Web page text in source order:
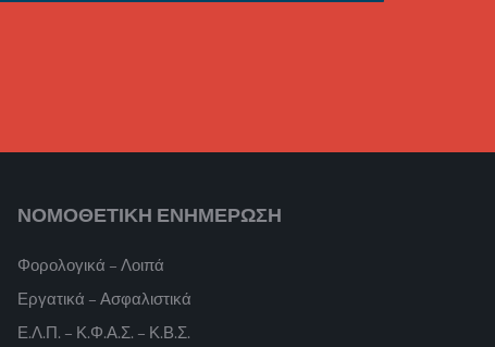
ΝΟΜΟΘΕΤΙΚΗ ΕΝΗΜΕΡΩΣΗ
Φορολογικά – Λοιπά
Εργατικά – Ασφαλιστικά
Ε.Λ.Π. – Κ.Φ.Α.Σ. – Κ.Β.Σ.